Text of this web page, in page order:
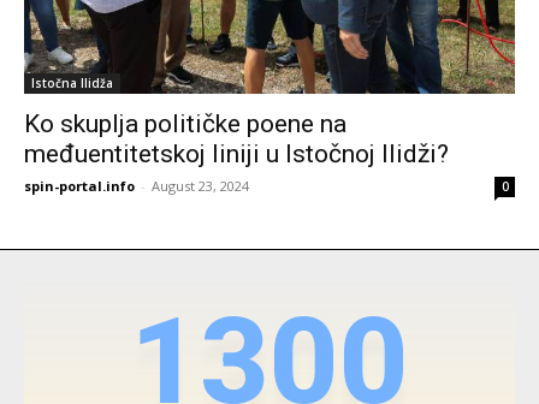
Istočna Ilidža
Ko skuplja političke poene na
međuentitetskoj liniji u Istočnoj Ilidži?
spin-portal.info - August 23, 2024 0
1300